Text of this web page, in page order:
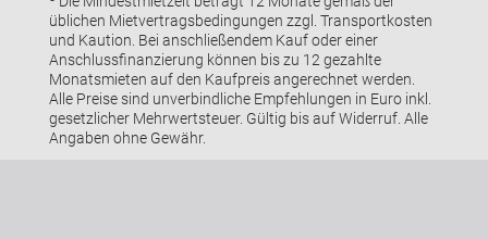
üblichen Mietvertragsbedingungen zzgl. Transportkosten
und Kaution. Bei anschließendem Kauf oder einer
Anschlussfinanzierung können bis zu 12 gezahlte
Monatsmieten auf den Kaufpreis angerechnet werden.
Alle Preise sind unverbindliche Empfehlungen in Euro inkl.
gesetzlicher Mehrwertsteuer. Gültig bis auf Widerruf. Alle
Angaben ohne Gewähr.